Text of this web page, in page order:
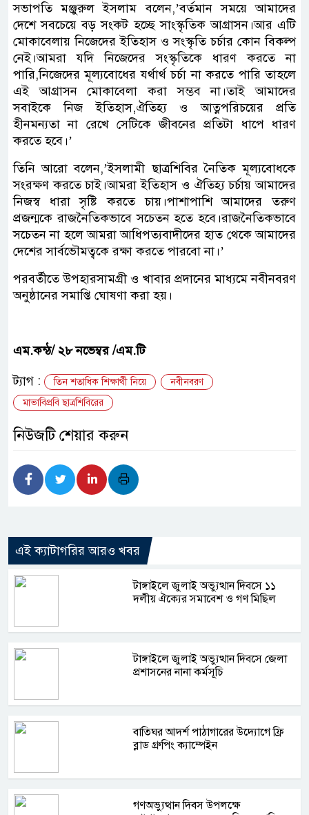
সভাপতি মঞ্জুরুল ইসলাম বলেন,’বর্তমান সময়ে আমাদের
দেশে সবচেয়ে বড় সংকট হচ্ছে সাংস্কৃতিক আগ্রাসন।আর এটি
মোকাবেলায় নিজেদের ইতিহাস ও সংস্কৃতি চর্চার কোন বিকল্প
নেই।আমরা যদি নিজেদের সংস্কৃতিকে ধারণ করতে না
পারি,নিজেদের মূল্যবোধের যর্থার্থ চর্চা না করতে পারি তাহলে
এই আগ্রাসন মোকাবেলা করা সম্ভব না।তাই আমাদের
সবাইকে নিজ ইতিহাস,ঐতিহ্য ও আত্নপরিচয়ের প্রতি
হীনমন্যতা না রেখে সেটিকে জীবনের প্রতিটা ধাপে ধারণ
করতে হবে।’
তিনি আরো বলেন,’ইসলামী ছাত্রশিবির নৈতিক মূল্যবোধকে
সংরক্ষণ করতে চাই।আমরা ইতিহাস ও ঐতিহ্য চর্চায় আমাদের
নিজস্ব ধারা সৃষ্টি করতে চায়।পাশাপাশি আমাদের তরুণ
প্রজন্মকে রাজনৈতিকভাবে সচেতন হতে হবে।রাজনৈতিকভাবে
সচেতন না হলে আমরা আধিপত্যবাদীদের হাত থেকে আমাদের
দেশের সার্বভৌমত্বকে রক্ষা করতে পারবো না।’
পরবর্তীতে উপহারসামগ্রী ও খাবার প্রদানের মাধ্যমে নবীনবরণ
অনুষ্ঠানের সমাপ্তি ঘোষণা করা হয়।
এম.কন্ঠ/ ২৮ নভেম্বর /এম.টি
ট্যাগ :
তিন শতাধিক শিক্ষার্থী নিয়ে
নবীনবরণ
মাভাবিপ্রবি ছাত্রশিবিরের
নিউজটি শেয়ার করুন
এই ক্যাটাগরির আরও খবর
টাঙ্গাইলে জুলাই অভ্যুত্থান দিবসে ১১
দলীয় ঐক্যের সমাবেশ ও গণ মিছিল
টাঙ্গাইলে জুলাই অভ্যুত্থান দিবসে জেলা
প্রশাসনের নানা কর্মসূচি
বাতিঘর আদর্শ পাঠাগারের উদ্যোগে ফ্রি
ব্লাড গ্রুপিং ক্যাম্পেইন
গণঅভ্যুত্থান দিবস উপলক্ষে